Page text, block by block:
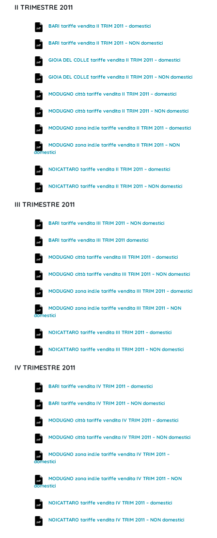
II TRIMESTRE 2011
BARI tariffe vendita II TRIM 2011 – domestici
BARI tariffe vendita II TRIM 2011 – NON domestici
GIOIA DEL COLLE tariffe vendita II TRIM 2011 – domestici
GIOIA DEL COLLE tariffe vendita II TRIM 2011 – NON domestici
MODUGNO città tariffe vendita II TRIM 2011 – domestici
MODUGNO città tariffe vendita II TRIM 2011 – NON domestici
MODUGNO zona ind.le tariffe vendita II TRIM 2011 – domestici
MODUGNO zona ind.le tariffe vendita II TRIM 2011 – NON
domestici
NOICATTARO tariffe vendita II TRIM 2011 – domestici
NOICATTARO tariffe vendita II TRIM 2011 – NON domestici
III TRIMESTRE 2011
BARI tariffe vendita III TRIM 2011 – NON domestici
BARI tariffe vendita III TRIM 2011 domestici
MODUGNO città tariffe vendita III TRIM 2011 – domestici
MODUGNO città tariffe vendita III TRIM 2011 – NON domestici
MODUGNO zona ind.le tariffe vendita III TRIM 2011 – domestici
MODUGNO zona ind.le tariffe vendita III TRIM 2011 – NON
domestici
NOICATTARO tariffe vendita III TRIM 2011 – domestici
NOICATTARO tariffe vendita III TRIM 2011 – NON domestici
IV TRIMESTRE 2011
BARI tariffe vendita IV TRIM 2011 – domestici
BARI tariffe vendita IV TRIM 2011 – NON domestici
MODUGNO città tariffe vendita IV TRIM 2011 – domestici
MODUGNO città tariffe vendita IV TRIM 2011 – NON domestici
MODUGNO zona ind.le tariffe vendita IV TRIM 2011 –
domestici
MODUGNO zona ind.le tariffe vendita IV TRIM 2011 – NON
domestici
NOICATTARO tariffe vendita IV TRIM 2011 – domestici
NOICATTARO tariffe vendita IV TRIM 2011 – NON domestici